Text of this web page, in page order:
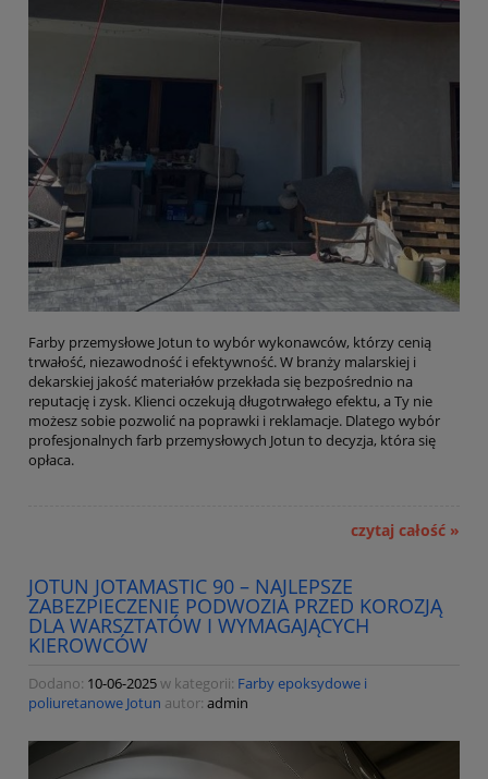
Farby przemysłowe Jotun to wybór wykonawców, którzy cenią
trwałość, niezawodność i efektywność. W branży malarskiej i
dekarskiej jakość materiałów przekłada się bezpośrednio na
reputację i zysk. Klienci oczekują długotrwałego efektu, a Ty nie
możesz sobie pozwolić na poprawki i reklamacje. Dlatego wybór
profesjonalnych farb przemysłowych Jotun to decyzja, która się
opłaca.
czytaj całość »
JOTUN JOTAMASTIC 90 – NAJLEPSZE
ZABEZPIECZENIE PODWOZIA PRZED KOROZJĄ
DLA WARSZTATÓW I WYMAGAJĄCYCH
KIEROWCÓW
Dodano: 10-06-2025w kategorii: Farby epoksydowe i
poliuretanowe Jotun autor: admin